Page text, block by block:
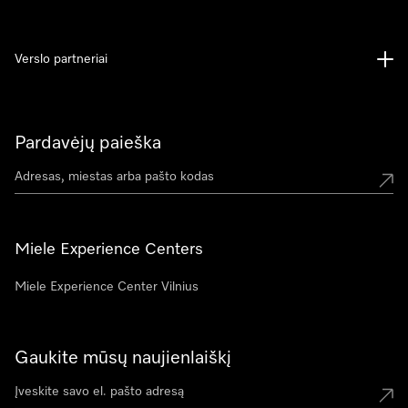
Pardavėjų paieška
Miele Experience Centers
Miele Experience Center Vilnius
Gaukite mūsų naujienlaiškį
Verslo partneriai